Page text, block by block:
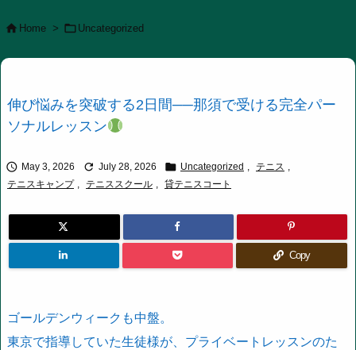
 Home >  Uncategorized
伸び悩みを突破する2日間──那須で受ける完全パー
ソナルレッスン
 May 3, 2026  July 28, 2026  Uncategorized , テニス ,
テニスキャンプ , テニススクール , 貸テニスコート
Copy
ゴールデンウィークも中盤。
東京で指導していた生徒様が、プライベートレッスンのた